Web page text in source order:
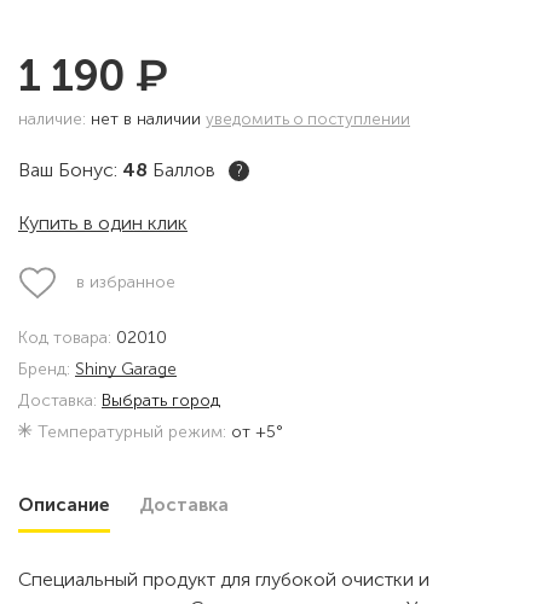
1 190 ₽
наличие: нет в наличии уведомить о поступлении
Ваш Бонус: 48 Баллов ?
Купить в один клик
в избранное
Код товара: 02010
Бренд: Shiny Garage
Доставка: Выбрать город
Температурный режим: от +5°
Описание Доставка
Специальный продукт для глубокой очистки и